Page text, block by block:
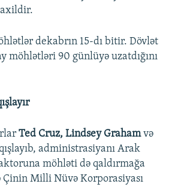
dekabrın 15-dı bitir. Dövlət
möhlətləri 90 günlüyə uzatdığını
Ted Cruz, Lindsey Grahamvə
administrasiyanı Arak
möhləti də qaldırmağa
Çinin Milli Nüvə Korporasiyası